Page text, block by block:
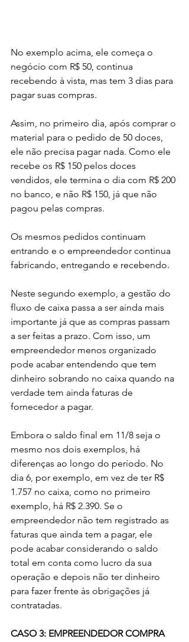
No exemplo acima, ele começa o
negócio com R$ 50, continua
recebendo à vista, mas tem 3 dias para
pagar suas compras.
Assim, no primeiro dia, após comprar o
material para o pedido de 50 doces,
ele não precisa pagar nada. Como ele
recebe os R$ 150 pelos doces
vendidos, ele termina o dia com R$ 200
no banco, e não R$ 150, já que não
pagou pelas compras.
Os mesmos pedidos continuam
entrando e o empreendedor continua
fabricando, entregando e recebendo.
Neste segundo exemplo, a gestão do
fluxo de caixa passa a ser ainda mais
importante já que as compras passam
a ser feitas a prazo. Com isso, um
empreendedor menos organizado
pode acabar entendendo que tem
dinheiro sobrando no caixa quando na
verdade tem ainda faturas de
fornecedor a pagar.
Embora o saldo final em 11/8 seja o
mesmo nos dois exemplos, há
diferenças ao longo do período. No
dia 6, por exemplo, em vez de ter R$
1.757 no caixa, como no primeiro
exemplo, há R$ 2.390. Se o
empreendedor não tem registrado as
faturas que ainda tem a pagar, ele
pode acabar considerando o saldo
total em conta como lucro da sua
operação e depois não ter dinheiro
para fazer frente às obrigações já
contratadas.
CASO 3: EMPREENDEDOR COMPRA